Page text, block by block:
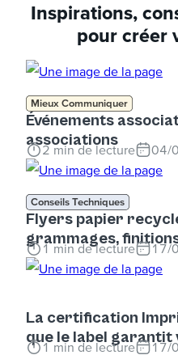
Inspirations,
pour créer
Mieux Communiquer
Événements
associations
2 min de lecture 04/
Conseils Techniques
Flyers papier
grammages,
1min de lecture 17/
La certification
que le label
1min de lecture 17/